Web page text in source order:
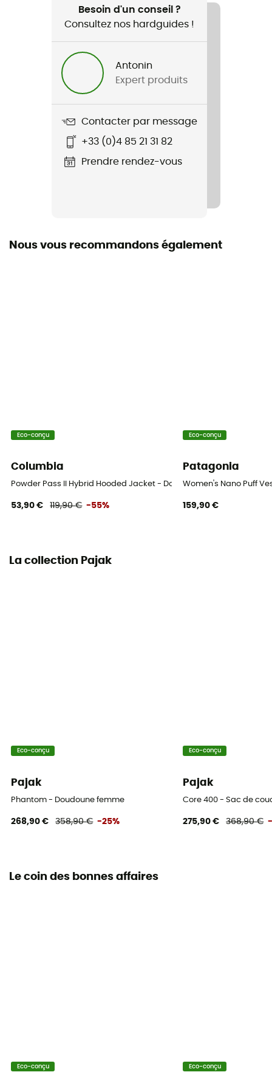
Randonnée / Alpinisme / Lifestyle / Le quotidien
Nom du produit
Matières
Pouvoir gonflant (Cuin)
Besoin d'un conseil ?
Consultez nos hardguides !
Antonin
Expert produits
Contacter par message
+33 (0)4 85 21 31 82
Prendre rendez-vous
Nous vous recommandons également
Eco-conçu
Columbia
Powder Pass II Hybrid Hooded Jacket - Doudoune femme
53,90 € 119,90 € -55%
Eco-conçu
Patagonia
Women's Nano Puff
159,90 €
La collection Pajak
Eco-conçu
Pajak
Phantom - Doudoune femme
268,90 € 358,90 € -25%
Eco-conçu
Pajak
Core 400 - Sac de
275,90 € 368,90 €
Le coin des bonnes affaires
Eco-conçu Eco-conçu